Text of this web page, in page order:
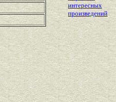
интересных
произведений